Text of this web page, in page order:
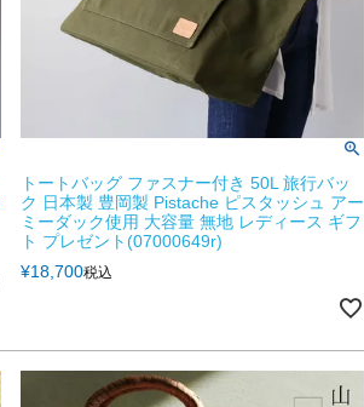
トートバッグ ファスナー付き 50L 旅行バッ
ク 日本製 豊岡製 Pistache ピスタッシュ アー
ミーダック使用 大容量 無地 レディース ギフ
ト プレゼント(07000649r)
¥18,700税込